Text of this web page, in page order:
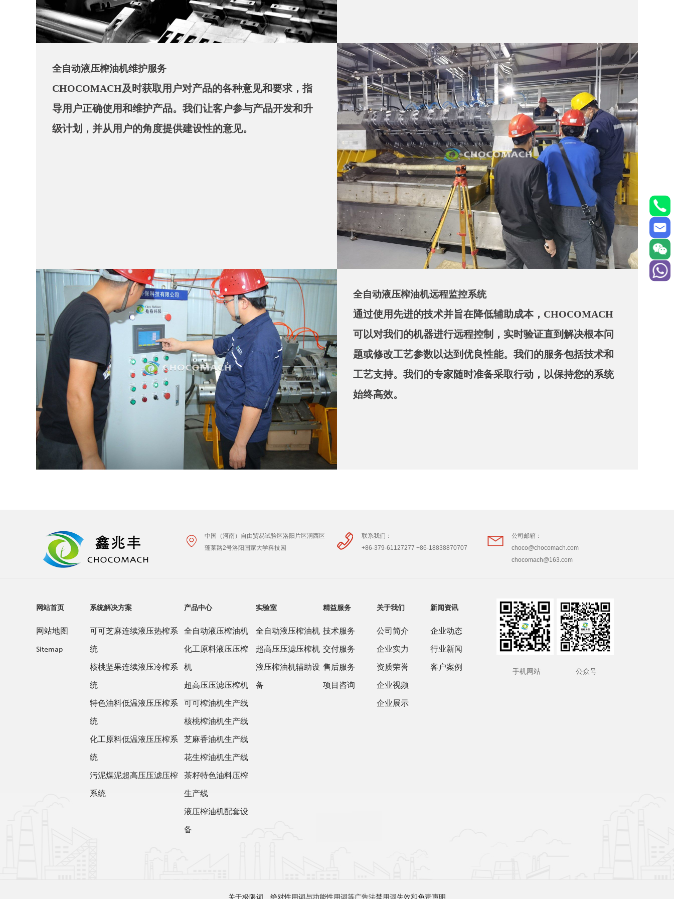
全自动液压榨油机维护服务
CHOCOMACH及时获取用户对产品的各种意见和要求，指
导用户正确使用和维护产品。我们让客户参与产品开发和升
级计划，并从用户的角度提供建设性的意见。
全自动液压榨油机远程监控系统
通过使用先进的技术并旨在降低辅助成本，CHOCOMACH
可以对我们的机器进行远程控制，实时验证直到解决根本问
题或修改工艺参数以达到优良性能。我们的服务包括技术和
工艺支持。我们的专家随时准备采取行动，以保持您的系统
始终高效。
中国（河南）自由贸易试验区洛阳片区涧西区
蓬莱路2号洛阳国家大学科技园
联系我们：
+86-379-61127277 +86-18838870707
公司邮箱：
choco@chocomach.com
chocomach@163.com
网站首页
网站地图
Sitemap
系统解决方案
可可芝麻连续液压热榨系
统
核桃坚果连续液压冷榨系
统
特色油料低温液压压榨系
统
化工原料低温液压压榨系
统
污泥煤泥超高压压滤压榨
系统
产品中心
全自动液压榨油机
化工原料液压压榨
机
超高压压滤压榨机
可可榨油机生产线
核桃榨油机生产线
芝麻香油机生产线
花生榨油机生产线
茶籽特色油料压榨
生产线
液压榨油机配套设
备
实验室
全自动液压榨油机
超高压压滤压榨机
液压榨油机辅助设
备
精益服务
技术服务
交付服务
售后服务
项目咨询
关于我们
公司简介
企业实力
资质荣誉
企业视频
企业展示
新闻资讯
企业动态
行业新闻
客户案例
手机网站 公众号
关于极限词、绝对性用词与功能性用词等广告法禁用词失效和免责声明